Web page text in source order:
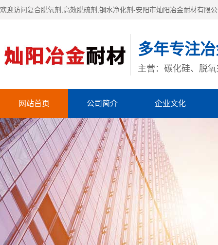
欢迎访问复合脱氧剂,高效脱硫剂,钢水净化剂-安阳市灿阳冶金耐材有限
多年专注
主营：碳化硅、脱
网站首页 公司简介 企业文化